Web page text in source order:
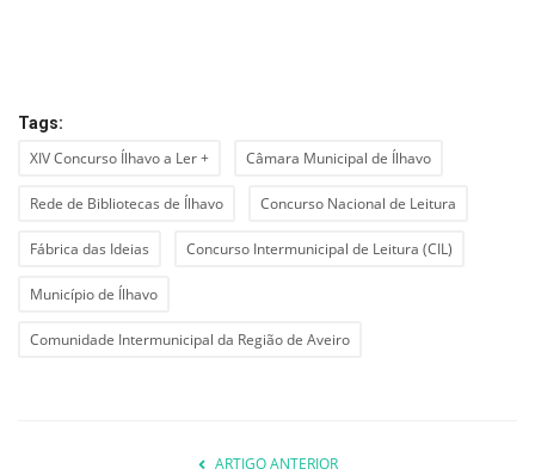
Tags:
XIV Concurso Ílhavo a Ler + Câmara Municipal de Ílhavo
Rede de Bibliotecas de Ílhavo Concurso Nacional de Leitura
Fábrica das Ideias Concurso Intermunicipal de Leitura (CIL)
Município de Ílhavo
Comunidade Intermunicipal da Região de Aveiro
ARTIGO ANTERIOR